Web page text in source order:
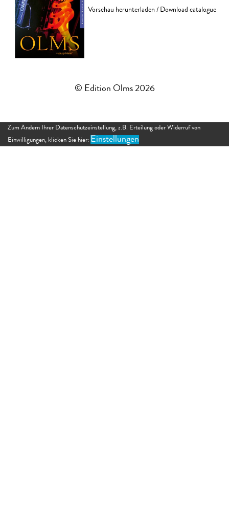
Vorschau herunterladen / Download catalogue
© Edition Olms 2026
Zum Ändern Ihrer Datenschutzeinstellung, z.B. Erteilung oder Widerruf von
Einwilligungen, klicken Sie hier: Einstellungen